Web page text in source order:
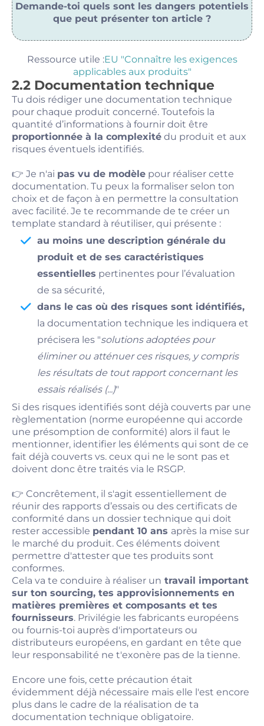
Demande-toi quels sont les dangers potentiels
que peut présenter ton article ?
Ressource utile :EU "Connaître les exigences
applicables aux produits"
2.2 Documentation technique
Tu dois rédiger une documentation technique
pour chaque produit concerné. Toutefois la
quantité d’informations à fournir doit être
proportionnée à la complexité du produit et aux
risques éventuels identifiés.
👉 Je n'ai pas vu de modèle pour réaliser cette
documentation. Tu peux la formaliser selon ton
choix et de façon à en permettre la consultation
avec facilité. Je te recommande de te créer un
template standard à réutiliser, qui présente :
au moins une description générale du
produit et de ses caractéristiques
essentielles pertinentes pour l’évaluation
de sa sécurité,
dans le cas où des risques sont idéntifiés,
la documentation technique les indiquera et
précisera les "solutions adoptées pour
éliminer ou atténuer ces risques, y compris
les résultats de tout rapport concernant les
essais réalisés (...)"
Si des risques identifiés sont déjà couverts par une
règlementation (norme européenne qui accorde
une présomption de conformité) alors il faut le
mentionner, identifier les éléments qui sont de ce
fait déjà couverts vs. ceux qui ne le sont pas et
doivent donc être traités via le RSGP.
👉 Concrêtement, il s'agit essentiellement de
réunir des rapports d’essais ou des certificats de
conformité dans un dossier technique qui doit
rester accessible pendant 10 ans après la mise sur
le marché du produit. Ces éléments doivent
permettre d'attester que tes produits sont
conformes.
Cela va te conduire à réaliser un travail important
sur ton sourcing, tes approvisionnements en
matières premières et composants et tes
fournisseurs. Privilégie les fabricants européens
ou fournis-toi auprès d'importateurs ou
distributeurs européens, en gardant en tête que
leur responsabilité ne t'exonère pas de la tienne.
Encore une fois, cette précaution était
évidemment déjà nécessaire mais elle l'est encore
plus dans le cadre de la réalisation de ta
documentation technique obligatoire.